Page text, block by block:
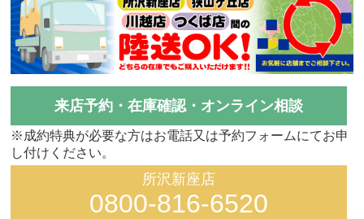
来店予約・在庫確認・オンライン相談
※成約特典が必要な方はお電話又は予約フォームにてお申
し付けください。
所沢新座店
0800-816-6520